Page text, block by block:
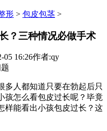
形 > 包皮包茎 >
？三种情况必做手术
05 16:26作者:qy
人都知道只要在勃起后只
孩怎么看包皮过长呢？毕竟
样能看出小孩包皮过长？这